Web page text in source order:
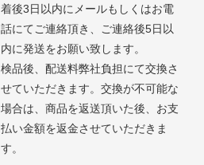
着後3日以内にメールもしくはお電
話にてご連絡頂き、ご連絡後5日以
内に発送をお願い致します。
検品後、配送料弊社負担にて交換さ
せていただきます。交換が不可能な
場合は、商品を返送頂いた後、お支
払い金額を返金させていただきま
す。